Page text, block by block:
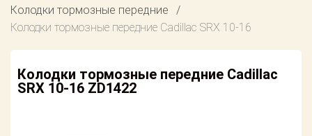
техобслуживание
Оплата
Возврат
Регистрация
американских
Онлайн каталоги
Колодки тормозные передние
Колодки тормозные передние Cadillac SRX 10-16
Колодки тормозные передние Cadillac
SRX 10-16 ZD1422